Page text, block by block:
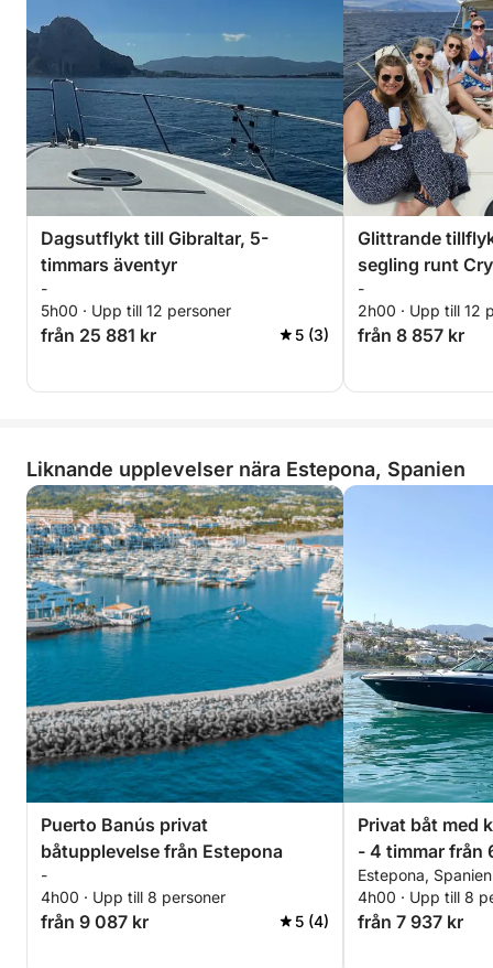
Dagsutflykt till Gibraltar, 5-
timmars äventyr
-
5h00 · Upp till 12 personer
från 25 881 kr 5 (3)
Glittrande
segling runt
-
2h00 · Upp till 12
från 8 857 kr
Liknande upplevelser nära Estepona, Spanien
Puerto Banús privat
båtupplevelse från Estepona
-
4h00 · Upp till 8 personer
från 9 087 kr 5 (4)
Privat båt med
- 4 timmar från
Estepona, Spanien
4h00 · Upp till 8
från 7 937 kr